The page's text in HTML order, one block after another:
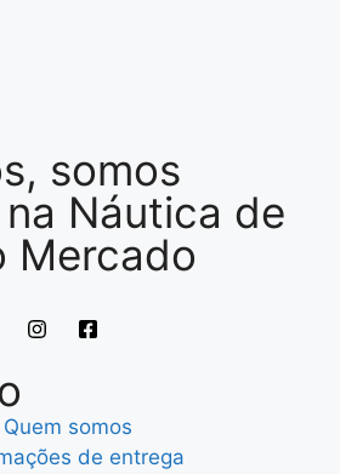
somos
Náutica de
Mercado
Quem somos
de entrega